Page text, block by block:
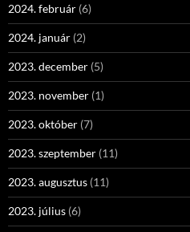
2024. február (6)
2024. január (2)
2023. december (5)
2023. november (1)
2023. október (7)
2023. szeptember (11)
2023. augusztus (11)
2023. július (6)